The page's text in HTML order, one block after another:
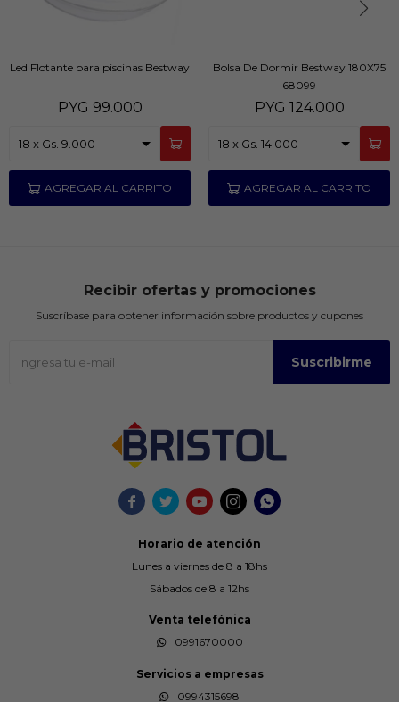
Led Flotante para piscinas Bestway
PYG 99.000
Bolsa De Dormir Bestway 180X75
68099
PYG 124.000
    
Horario de atención
Lunes a viernes de 8 a 18hs
Sábados de 8 a 12hs
Venta telefónica
0991670000
Servicios a empresas
0994315698
Recibir ofertas y promociones
Suscríbase para obtener información sobre productos y cupones
Suscribirme